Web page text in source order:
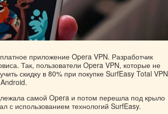
приложение Opera VPN. Разработчик
Так, пользователи Opera VPN, которые не
скидку в 80% при покупке SurfEasy Total VPN
самой Opera и потом перешла под крыло
с использованием технологий SurfEasy.